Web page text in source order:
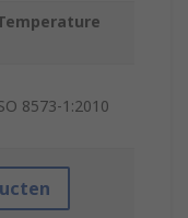
8573-1:2010